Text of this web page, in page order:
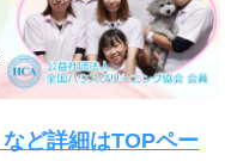
など詳細はTOPペー